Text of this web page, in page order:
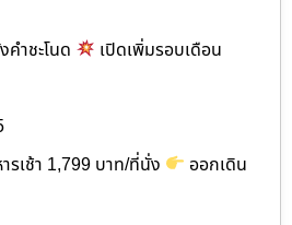
คำชะโนด
เปิดเพิ่มรอบเดือน
รเช้า 1,799 บาท/ที่นั่ง
ออกเดิน